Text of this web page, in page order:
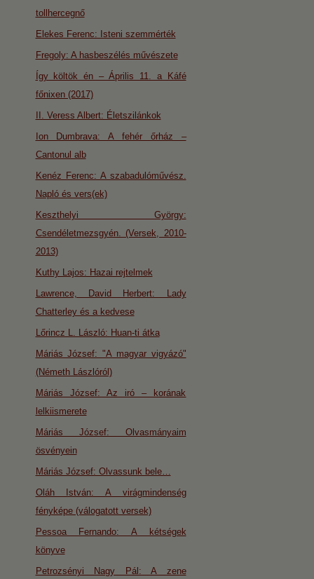
tollhercegnő
Elekes Ferenc: Isteni szemmérték
Fregoly: A hasbeszélés művészete
Így költök én – Április 11. a Káfé
főnixen (2017)
II. Veress Albert: Életszilánkok
Ion Dumbrava: A fehér őrház –
Cantonul alb
Kenéz Ferenc: A szabadulóművész.
Napló és vers(ek)
Keszthelyi György:
Csendéletmezsgyén. (Versek, 2010-
2013)
Kuthy Lajos: Hazai rejtelmek
Lawrence, David Herbert: Lady
Chatterley és a kedvese
Lőrincz L. László: Huan-ti átka
Máriás József: "A magyar vigyázó"
(Németh Lászlóról)
Máriás József: Az iró – korának
lelkiismerete
Máriás József: Olvasmányaim
ösvényein
Máriás József: Olvassunk bele…
Oláh István: A virágmindenség
fényképe (válogatott versek)
Pessoa Fernando: A kétségek
könyve
Petrozsényi Nagy Pál: A zene